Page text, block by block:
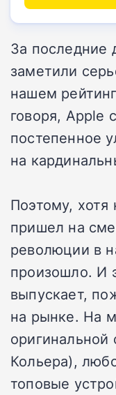
За последние
заметили
нашем
говоря, Apple
постепенное
на
Поэтому,
пришел на
революции в
произошло. И
выпускает,
на рынке. На
оригинальной
Кольера),
топовые